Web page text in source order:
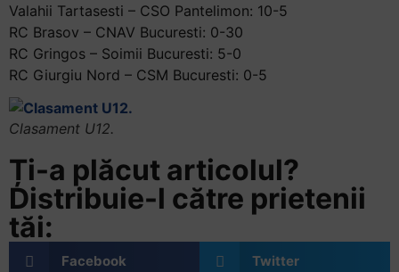
Valahii Tartasesti – CSO Pantelimon: 10-5
RC Brasov – CNAV Bucuresti: 0-30
RC Gringos – Soimii Bucuresti: 5-0
RC Giurgiu Nord – CSM Bucuresti: 0-5
Clasament U12.
Ți-a plăcut articolul?
Distribuie-l către prietenii
tăi:
Facebook Twitter